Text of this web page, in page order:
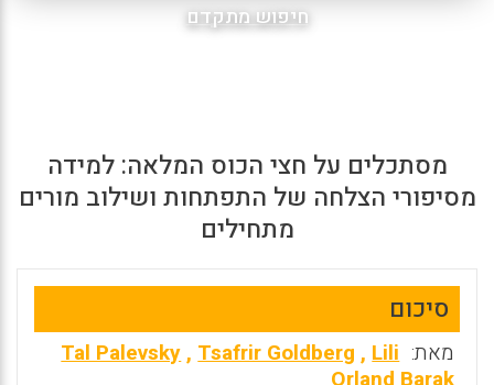
חיפוש מתקדם
מסתכלים על חצי הכוס המלאה: למידה
מסיפורי הצלחה של התפתחות ושילוב מורים
מתחילים
סיכום
מאת: Tal Palevsky,Tsafrir Goldberg ,Lili